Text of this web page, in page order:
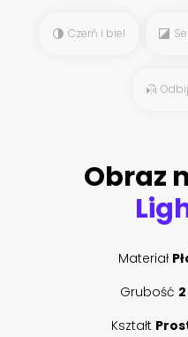
Czerń i biel
Obraz
Materiał
Grubość
Kształt